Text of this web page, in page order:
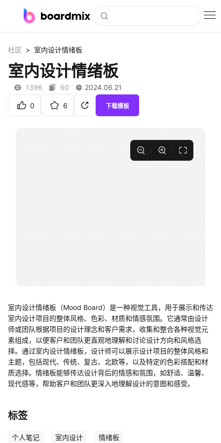
社区资源
下载
客户案例
支持
帮助中心
知识分享社区
社区 > 室内设计情绪板
室内设计情绪板
1396 60 2024.06.21
0 6 下载模板
室内设计情绪板（Mood Board）是一种视觉工具，用于展示和传达
室内设计项目的整体风格、色彩、材质和情感氛围。它通常由设计
师或团队根据项目的设计理念和客户需求，收集和整合各种视觉元
素组成，以便客户和团队更直观地理解和讨论设计方向和风格选
择。通过室内设计情绪板，设计师可以展示设计项目的整体风格和
主题，包括现代、传统、复古、北欧等，以及特定的色彩搭配和材
质选择。情绪板能够传达设计背后的情感和氛围，如舒适、温馨、
现代感等，帮助客户和团队更深入地理解设计的意图和感受。
标签
个人笔记 室内设计 情绪板